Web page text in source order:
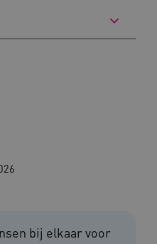
bij elkaar voor